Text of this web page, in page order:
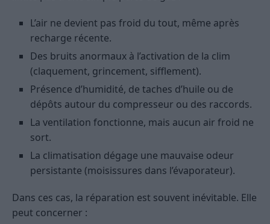
L’air ne devient pas froid du tout, même après
recharge récente.
Des bruits anormaux à l’activation de la clim
(claquement, grincement, sifflement).
Présence d’humidité, de taches d’huile ou de
dépôts autour du compresseur ou des raccords.
La ventilation fonctionne, mais aucun air froid ne
sort.
La climatisation dégage une mauvaise odeur
persistante (moisissures dans l’évaporateur).
Dans ces cas, la réparation est souvent inévitable. Elle
peut concerner :